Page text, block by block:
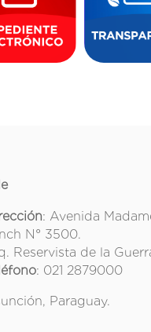
: Avenida
N° 3500.
Reservista de la
: 021 2879000
Paraguay.